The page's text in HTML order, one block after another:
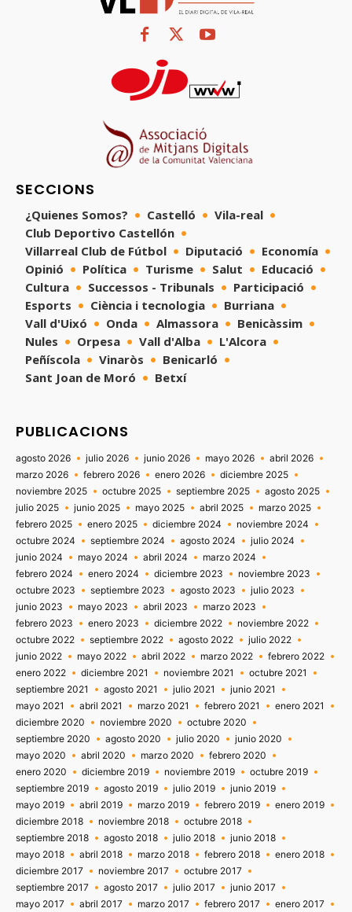
SECCIONS
¿Quienes Somos? Castelló
Vila-real
Club Deportivo Castellón
Villarreal Club de Fútbol
Diputació
Economía
Opinió
Política Turisme Salut
Educació
Cultura
Successos - Tribunals
Participació
Esports
Ciència i tecnologia
Burriana
Vall d'Uixó
Onda Almassora
Benicàssim
Nules
Orpesa Vall d'Alba
L'Alcora
Peñíscola
Vinaròs
Benicarló
Sant Joan de Moró
Betxí
PUBLICACIONS
agosto 2026 julio 2026 junio 2026 mayo 2026
abril 2026
marzo 2026
febrero 2026 enero 2026
diciembre 2025
noviembre 2025
octubre 2025 septiembre 2025
agosto 2025
julio 2025
junio 2025 mayo 2025 abril 2025
marzo 2025
febrero 2025
enero 2025 diciembre 2024
noviembre 2024
octubre 2024
septiembre 2024 agosto 2024
julio 2024
junio 2024
mayo 2024 abril 2024
marzo 2024
febrero 2024
enero 2024 diciembre 2023
noviembre 2023
octubre 2023
septiembre 2023 agosto 2023
julio 2023
junio 2023
mayo 2023 abril 2023
marzo 2023
febrero 2023
enero 2023 diciembre 2022
noviembre 2022
octubre 2022
septiembre 2022 agosto 2022
julio 2022
junio 2022
mayo 2022 abril 2022 marzo 2022
febrero 2022
enero 2022
diciembre 2021 noviembre 2021
octubre 2021
septiembre 2021
agosto 2021 julio 2021
junio 2021
mayo 2021
abril 2021 marzo 2021 febrero 2021
enero 2021
diciembre 2020
noviembre 2020
octubre 2020
septiembre 2020
agosto 2020 julio 2020
junio 2020
mayo 2020
abril 2020 marzo 2020
febrero 2020
enero 2020
diciembre 2019 noviembre 2019
octubre 2019
septiembre 2019
agosto 2019 julio 2019
junio 2019
mayo 2019
abril 2019 marzo 2019 febrero 2019
enero 2019
diciembre 2018
noviembre 2018
octubre 2018
septiembre 2018
agosto 2018 julio 2018
junio 2018
mayo 2018
abril 2018 marzo 2018 febrero 2018
enero 2018
diciembre 2017
noviembre 2017
octubre 2017
septiembre 2017
agosto 2017 julio 2017
junio 2017
mayo 2017
abril 2017 marzo 2017 febrero 2017 enero 2017